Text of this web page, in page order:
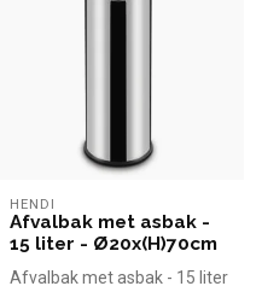
HENDI
Afvalbak met asbak -
15 liter - Ø20x(H)70cm
Afvalbak met asbak - 15 liter